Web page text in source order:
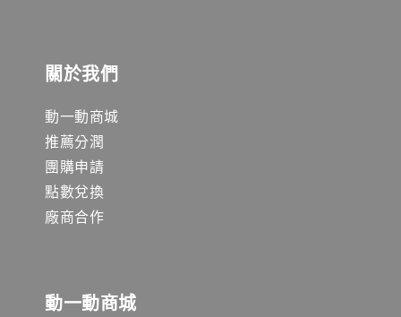
關於我們
動一動商城
推薦分潤
團購申請
點數兌換
廠商合作
動一動商城